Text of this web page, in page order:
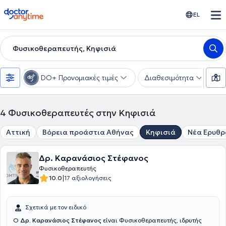
doctoranytime EL
Φυσικοθεραπευτής, Κηφισιά
DO+ Προνομιακές τιμές Διαθεσιμότητα
4 Φυσικοθεραπευτές στην Κηφισιά
Αττική Βόρεια προάστια Αθήνας Κηφισιά Νέα
Δρ. Καρανάσιος Στέφανος
Φυσικοθεραπευτής
10.0|17 αξιολογήσεις
Σχετικά με τον ειδικό
Ο Δρ. Καρανάσιος Στέφανος είναι Φυσικοθεραπευτής, ιδρυτής